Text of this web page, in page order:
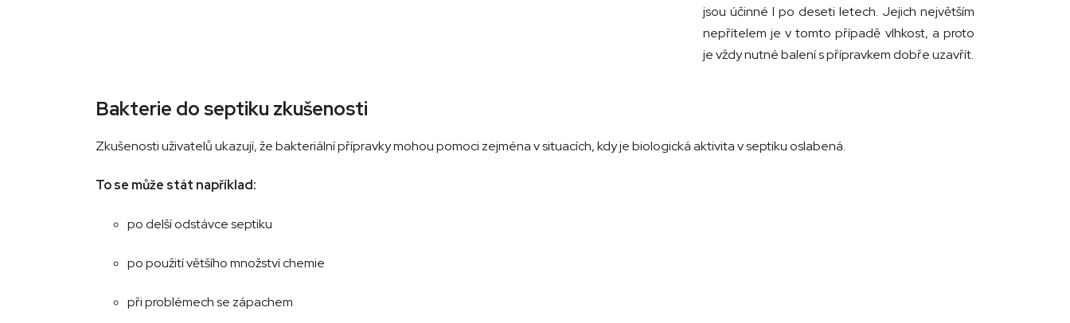
jsou účinné I po deseti letech. Jejich největším
nepřítelem je v tomto případě vlhkost, a proto
je vždy nutné balení s přípravkem dobře uzavřít.
Bakterie do septiku zkušenosti
Zkušenosti uživatelů ukazují, že bakteriální přípravky mohou pomoci zejména v situacích, kdy je biologická aktivita v septiku oslabená.
To se může stát například:
po delší odstávce septiku
po použití většího množství chemie
při problémech se zápachem